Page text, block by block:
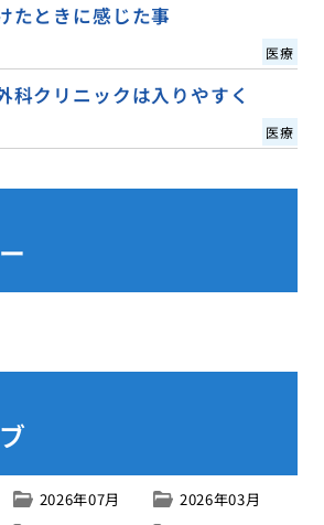
たときに感じた事
医療
科クリニックは入りやすく
医療
2026年07月
2026年03月